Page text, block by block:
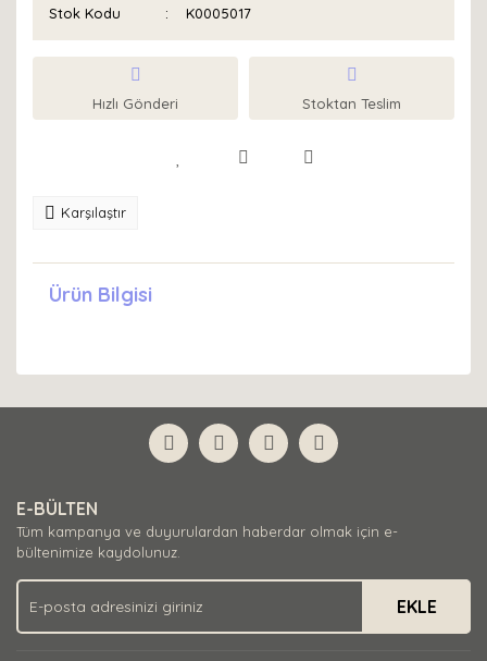
Stok Kodu K0005017
Hızlı Gönderi Stoktan Teslim
Karşılaştır
Ürün Bilgisi
E-BÜLTEN
Tüm kampanya ve duyurulardan haberdar olmak için e-
bültenimize kaydolunuz.
EKLE